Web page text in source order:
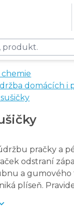
v tabletách
ubrousky do
do sušičky
do sušičky
3V1 čistič
čistič pračky 240
domácích i profi
pračky a
odstraní
a gumového
plíseň.
a vrací